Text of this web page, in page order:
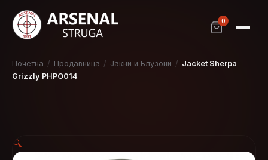
0
Почетна / Продавница / Јакни и Блузони / Jacket Sherpa
Grizzly PHPO014
🔍